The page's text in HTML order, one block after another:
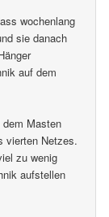
wochenlang
sie danach
auf dem
Masten
vierten Netzes.
zu wenig
aufstellen